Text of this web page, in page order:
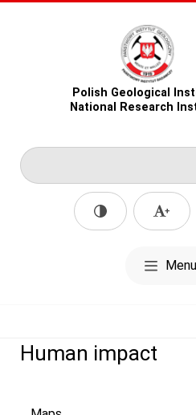
Polish Geological
National Research
Menu
Human impact